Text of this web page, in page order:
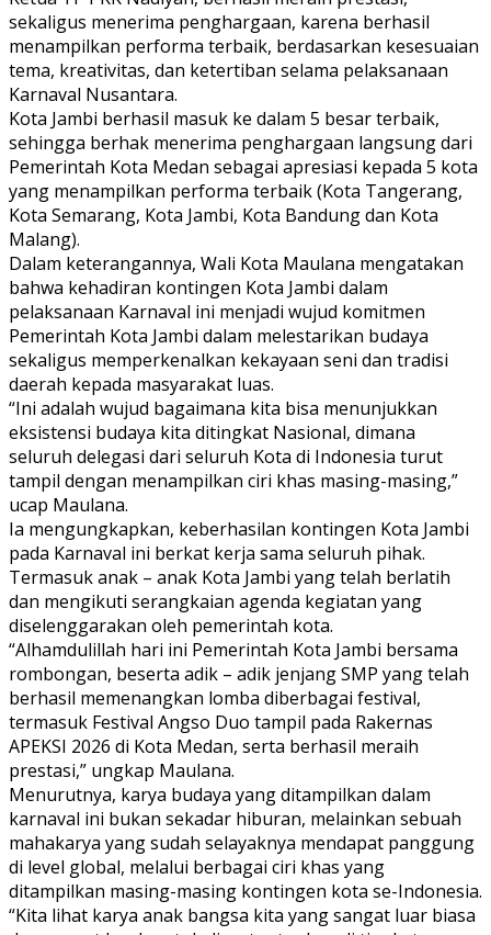
sekaligus menerima penghargaan, karena berhasil
menampilkan performa terbaik, berdasarkan kesesuaian
tema, kreativitas, dan ketertiban selama pelaksanaan
Karnaval Nusantara.
Kota Jambi berhasil masuk ke dalam 5 besar terbaik,
sehingga berhak menerima penghargaan langsung dari
Pemerintah Kota Medan sebagai apresiasi kepada 5 kota
yang menampilkan performa terbaik (Kota Tangerang,
Kota Semarang, Kota Jambi, Kota Bandung dan Kota
Malang).
Dalam keterangannya, Wali Kota Maulana mengatakan
bahwa kehadiran kontingen Kota Jambi dalam
pelaksanaan Karnaval ini menjadi wujud komitmen
Pemerintah Kota Jambi dalam melestarikan budaya
sekaligus memperkenalkan kekayaan seni dan tradisi
daerah kepada masyarakat luas.
“Ini adalah wujud bagaimana kita bisa menunjukkan
eksistensi budaya kita ditingkat Nasional, dimana
seluruh delegasi dari seluruh Kota di Indonesia turut
tampil dengan menampilkan ciri khas masing-masing,”
ucap Maulana.
Ia mengungkapkan, keberhasilan kontingen Kota Jambi
pada Karnaval ini berkat kerja sama seluruh pihak.
Termasuk anak – anak Kota Jambi yang telah berlatih
dan mengikuti serangkaian agenda kegiatan yang
diselenggarakan oleh pemerintah kota.
“Alhamdulillah hari ini Pemerintah Kota Jambi bersama
rombongan, beserta adik – adik jenjang SMP yang telah
berhasil memenangkan lomba diberbagai festival,
termasuk Festival Angso Duo tampil pada Rakernas
APEKSI 2026 di Kota Medan, serta berhasil meraih
prestasi,” ungkap Maulana.
Menurutnya, karya budaya yang ditampilkan dalam
karnaval ini bukan sekadar hiburan, melainkan sebuah
mahakarya yang sudah selayaknya mendapat panggung
di level global, melalui berbagai ciri khas yang
ditampilkan masing-masing kontingen kota se-Indonesia.
“Kita lihat karya anak bangsa kita yang sangat luar biasa